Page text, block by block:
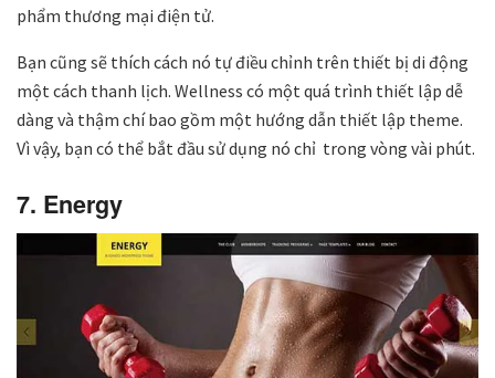
phẩm thương mại điện tử.
Bạn cũng sẽ thích cách nó tự điều chỉnh trên thiết bị di động
một cách thanh lịch. Wellness có một quá trình thiết lập dễ
dàng và thậm chí bao gồm một hướng dẫn thiết lập theme.
Vì vậy, bạn có thể bắt đầu sử dụng nó chỉ trong vòng vài phút.
7. Energy